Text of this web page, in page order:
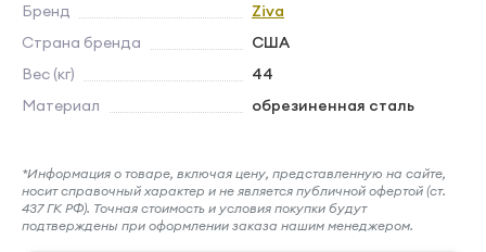
Бренд
Ziva
Страна бренда
США
Вес (кг)
44
Материал
обрезиненная сталь
*Информация о товаре, включая цену, представленную на сайте,
носит справочный характер и не является публичной офертой (ст.
437 ГК РФ). Точная стоимость и условия покупки будут
подтверждены при оформлении заказа нашим менеджером.